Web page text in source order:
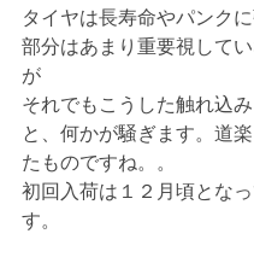
タイヤは長寿命やパンク
部分はあまり重要視して
が
それでもこうした触れ込
と、何かが騒ぎます。道
たものですね。。
初回入荷は１２月頃となっ
す。